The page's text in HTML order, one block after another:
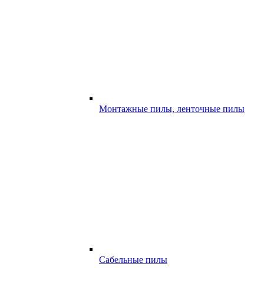
Монтажные пилы, ленточные пилы
Сабельные пилы